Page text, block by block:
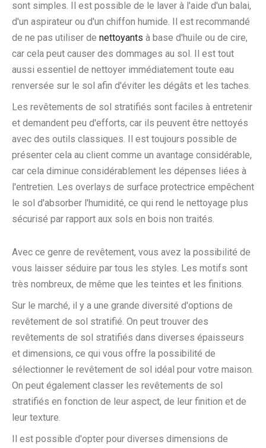
sont simples. Il est possible de le laver à l'aide d'un balai,
d'un aspirateur ou d'un chiffon humide. Il est recommandé
de ne pas utiliser de nettoyants à base d'huile ou de cire,
car cela peut causer des dommages au sol. Il est tout
aussi essentiel de nettoyer immédiatement toute eau
renversée sur le sol afin d'éviter les dégâts et les taches.
Les revêtements de sol stratifiés sont faciles à entretenir
et demandent peu d'efforts, car ils peuvent être nettoyés
avec des outils classiques. Il est toujours possible de
présenter cela au client comme un avantage considérable,
car cela diminue considérablement les dépenses liées à
l'entretien. Les overlays de surface protectrice empêchent
le sol d'absorber l'humidité, ce qui rend le nettoyage plus
sécurisé par rapport aux sols en bois non traités.
Avec ce genre de revêtement, vous avez la possibilité de
vous laisser séduire par tous les styles. Les motifs sont
très nombreux, de même que les teintes et les finitions.
Sur le marché, il y a une grande diversité d'options de
revêtement de sol stratifié. On peut trouver des
revêtements de sol stratifiés dans diverses épaisseurs
et dimensions, ce qui vous offre la possibilité de
sélectionner le revêtement de sol idéal pour votre maison.
On peut également classer les revêtements de sol
stratifiés en fonction de leur aspect, de leur finition et de
leur texture.
Il est possible d'opter pour diverses dimensions de